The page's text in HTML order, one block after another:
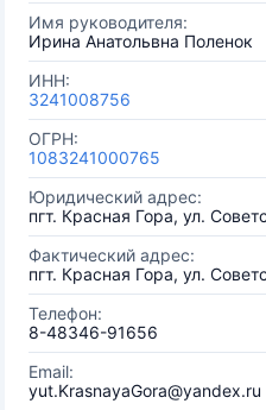
Имя руководителя:
Ирина Анатольвна Поленок
ИНН:
3241008756
ОГРН:
1083241000765
Юридический адрес:
пгт. Красная Гора, ул.
Фактический адрес:
пгт. Красная Гора, ул.
Телефон:
8-48346-91656
Email:
yut.KrasnayaGora@yandex.ru